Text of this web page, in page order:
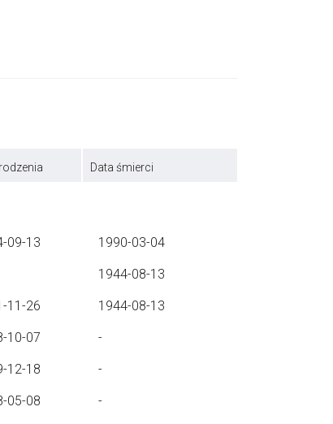
Data śmierci
09-13 1990-03-04
1944-08-13
11-26 1944-08-13
10-07 -
12-18 -
05-08 -